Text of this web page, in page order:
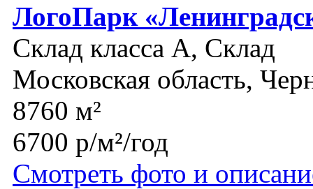
ЛогоПарк
Склад класса A, Склад
Московская область,
8760 м²
6700 р/м²/год
Смотреть фото и